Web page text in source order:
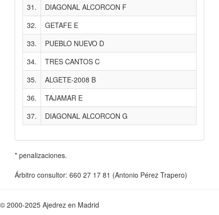
31.
DIAGONAL ALCORCON F
32.
GETAFE E
33.
PUEBLO NUEVO D
34.
TRES CANTOS C
35.
ALGETE-2008 B
36.
TAJAMAR E
37.
DIAGONAL ALCORCON G
* penalizaciones.
Árbitro consultor: 660 27 17 81 (Antonio Pérez Trapero)
© 2000-2025 Ajedrez en Madrid